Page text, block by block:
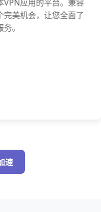
应用的平台。兼容
美机会，让您全面了
。
速